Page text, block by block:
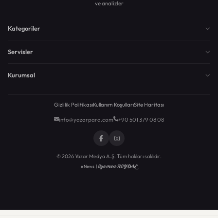
ve analizler
Kategoriler
Servisler
Kurumsal
Gizlilik PolitikasıKullanım KoşullarıSite Haritası
info@yazarpara.com +90 501 379 08 08
© 2026 Yazar Medya A.Ş. Tüm hakları saklıdır.
eNews |Egemen KEYDAL